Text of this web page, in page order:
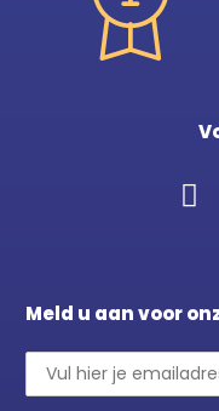
Meld u aan voor